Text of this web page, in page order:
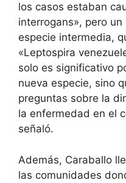
los casos estaban
interrogans», pero un
especie intermedia,
«Leptospira
solo es significativo
nueva especie, sino
preguntas sobre la
la enfermedad en el
señaló.
Además, Caraballo
las comunidades